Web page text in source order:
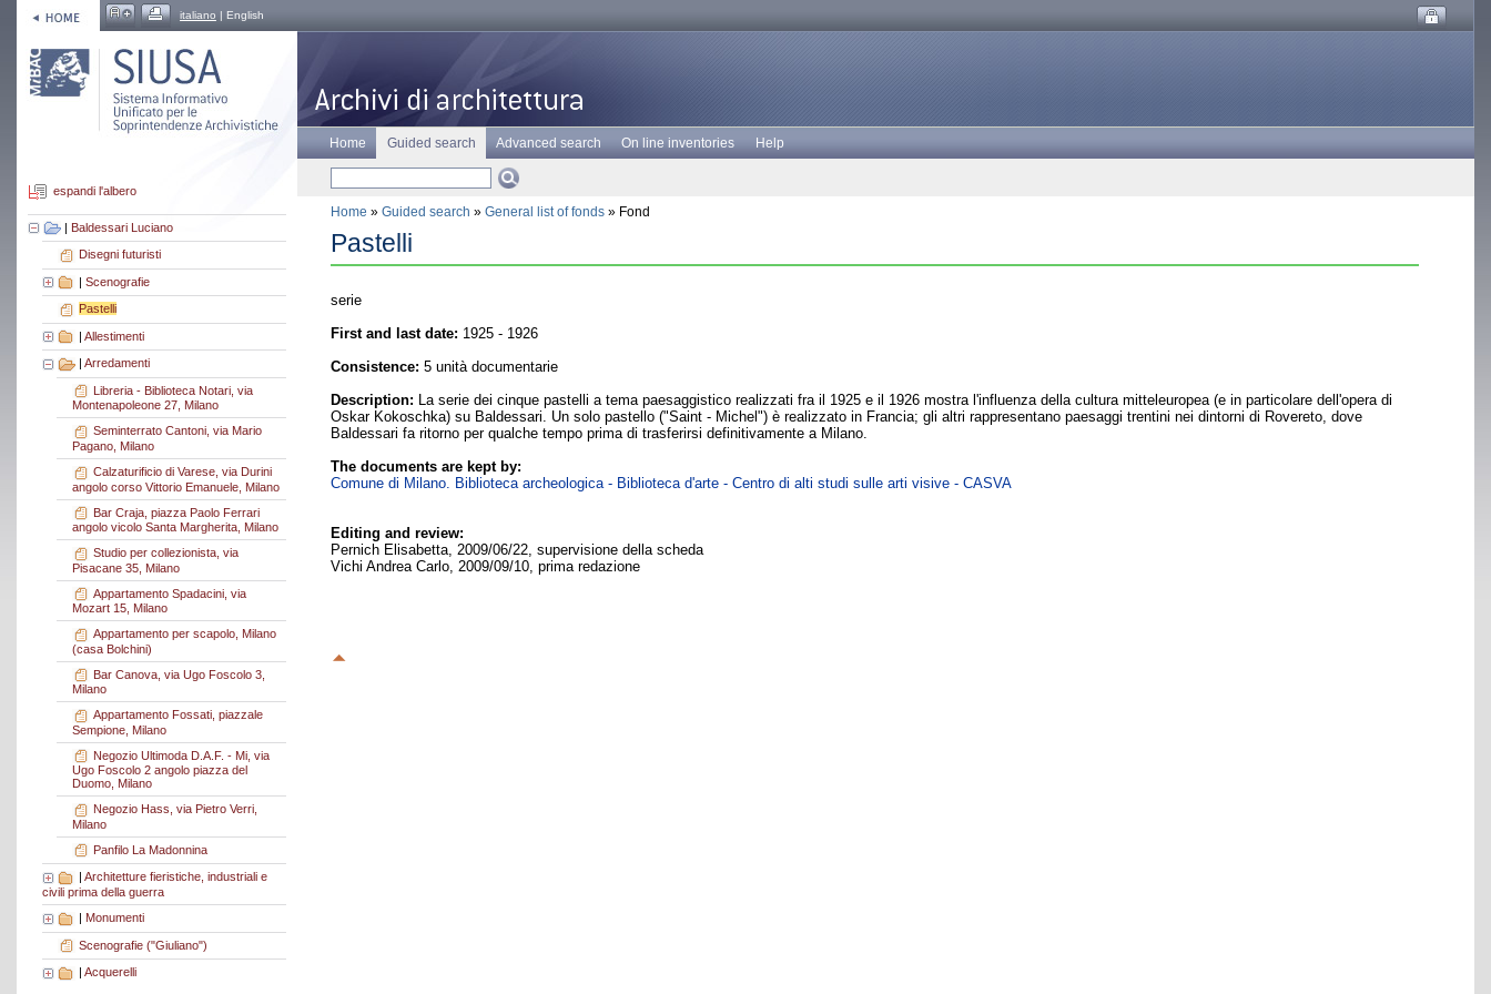
italiano | English
espandi l'albero
| Baldessari Luciano
Disegni futuristi
| Scenografie
Pastelli
| Allestimenti
Arredamenti
Libreria - Biblioteca Notari, via
Montenapoleone 27, Milano
Seminterrato Cantoni, via Mario
Pagano, Milano
Calzaturificio di Varese, via Durini
angolo corso Vittorio Emanuele, Milano
Bar Craja, piazza Paolo Ferrari
angolo vicolo Santa Margherita, Milano
Studio per collezionista, via
Pisacane 35, Milano
Appartamento Spadacini, via
Mozart 15, Milano
Appartamento per scapolo, Milano
(casa Bolchini)
Bar Canova, via Ugo Foscolo 3,
Milano
Appartamento Fossati, piazzale
Sempione, Milano
Negozio Ultimoda D.A.F. - Mi, via
Ugo Foscolo 2 angolo piazza del
Duomo, Milano
Negozio Hass, via Pietro Verri,
Milano
Panfilo La Madonnina
Architetture fieristiche, industriali e
civili prima della guerra
| Monumenti
Scenografie ("Giuliano")
| Acquerelli
Home Guided search Advanced search On line inventories Help
Home » Guided search » General list of fonds » Fond
Pastelli
serie
First and last date: 1925 - 1926
Consistence: 5 unità documentarie
Description: La serie dei cinque pastelli a tema paesaggistico realizzati fra il 1925 e il 1926 mostra l'influenza della cultura mitteleuropea (e in particolare dell'opera di
Oskar Kokoschka) su Baldessari. Un solo pastello ("Saint - Michel") è realizzato in Francia; gli altri rappresentano paesaggi trentini nei dintorni di Rovereto, dove
Baldessari fa ritorno per qualche tempo prima di trasferirsi definitivamente a Milano.
The documents are kept by:
Comune di Milano. Biblioteca archeologica - Biblioteca d'arte - Centro di alti studi sulle arti visive - CASVA
Editing and review:
Pernich Elisabetta, 2009/06/22, supervisione della scheda
Vichi Andrea Carlo, 2009/09/10, prima redazione